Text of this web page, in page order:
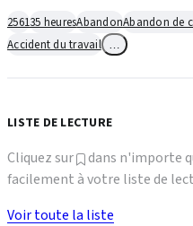
256135 heuresAbandonAbandon de
Accident du travail
LISTE DE LECTURE
Cliquez sur
dans n'importe
facilement à votre liste de
Voir toute la liste